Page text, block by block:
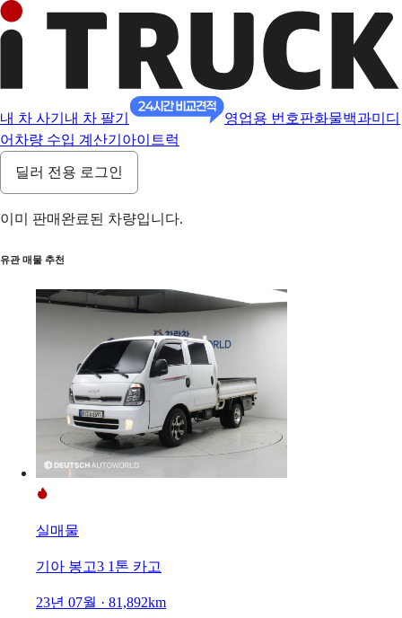
내 차 사기 내 차 팔기 영업용 번호판화물백과미디
어 차량 수입 계산기 아이트럭
딜러 전용 로그인
이미 판매완료된 차량입니다.
유관 매물 추천
실매물
기아 봉고3 1톤 카고
23년 07월 · 81,892km